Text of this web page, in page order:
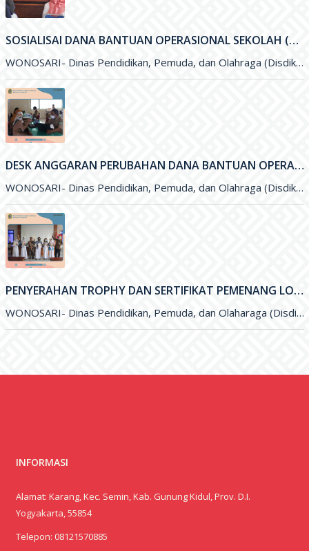
SOSIALISAI DANA BANTUAN OPERASIONAL SEKOLAH (BOS) KINERJA TAHUN 2021
WONOSARI- Dinas Pendidikan, Pemuda, dan Olahraga (Disdikpora) Kabupaten Gunungkidul melalui Subbagian Perencanaan menyelengarakan kegiatan Sosialisai Dana Bantuan Operasional Sekolah (BOS
DESK ANGGARAN PERUBAHAN DANA BANTUAN OPERASIONAL SEKOLAH (BOS) 2021
WONOSARI- Dinas Pendidikan, Pemuda, dan Olahraga (Disdikpora) Kabupaten Gunungkidul menyelenggarakan kegiatan Desk Anggaran Perubahan Dana Bantuan Operasional Sekolah&nbsp; (BOS
PENYERAHAN TROPHY DAN SERTIFIKAT PEMENANG LOMBA OLIMPIADE SAINS NASIONAL (OSN) DAN FESTIVAL LOMBA SENI NASIONAL (FLSSN) JENJANG SMP TINGKAT KABUPATEN
WONOSARI- Dinas Pendidikan, Pemuda, dan Olaharaga (Disdikpora) Kabupaten Gunungkidul melalui Bidang Sekolah Menegah Pertama (SMP) melaksanakan kegiatan penyerahan Trophy dan
INFORMASI
Alamat: Karang, Kec. Semin, Kab. Gunung Kidul, Prov. D.I.
Yogyakarta, 55854
Telepon: 08121570885